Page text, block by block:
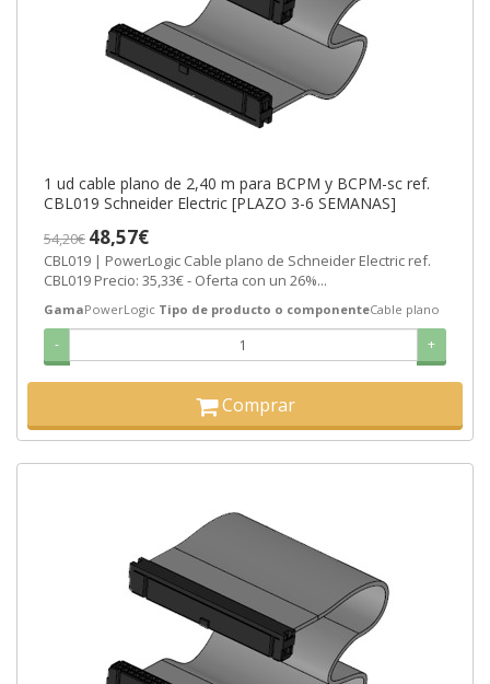
1 ud cable plano de 2,40 m para BCPM y BCPM-sc ref.
CBL019 Schneider Electric [PLAZO 3-6 SEMANAS]
54,20€ 48,57€
CBL019 | PowerLogic Cable plano de Schneider Electric ref.
CBL019 Precio: 35,33€ - Oferta con un 26%...
GamaPowerLogic Tipo de producto o componenteCable plano
- +
Comprar